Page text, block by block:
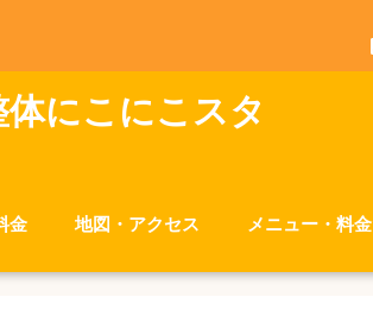
にこにこスタ
金 地図・アクセス メニュー・料金